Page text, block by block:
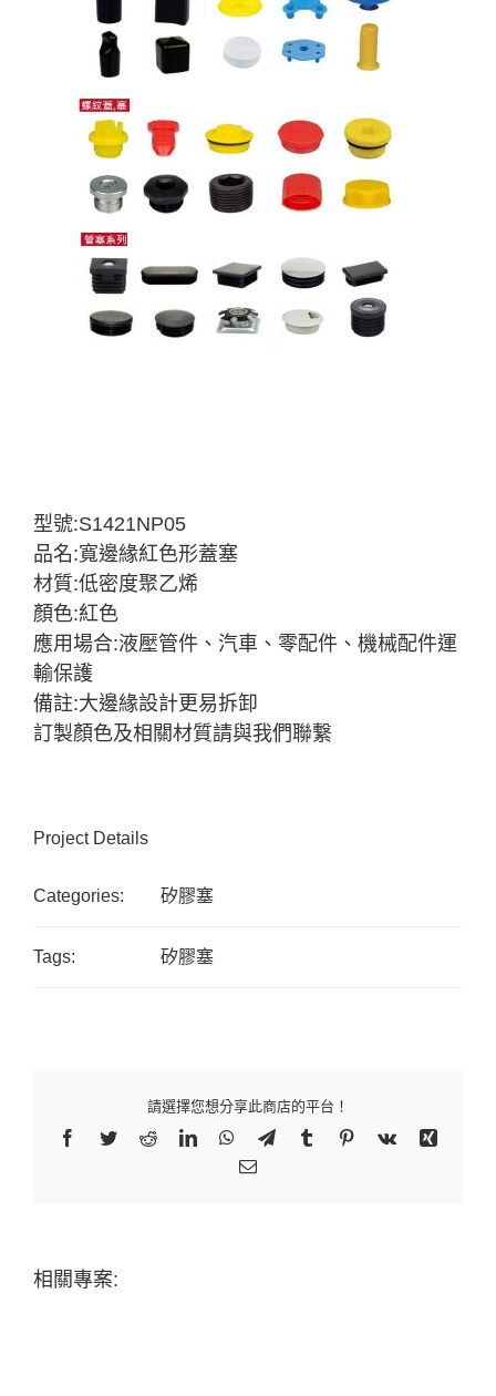
型號:S1421NP05
品名:寬邊緣紅色形蓋塞
材質:低密度聚乙烯
顏色:紅色
應用場合:液壓管件、汽車、零配件、機械配件運
輸保護
備註:大邊緣設計更易拆卸
訂製顏色及相關材質請與我們聯繋
Project Details
Categories: 矽膠塞
Tags: 矽膠塞
請選擇您想分享此商店的平台！
Facebook
TwitterRedditLinkedInWhatsApp
TelegramTumblr Pinterest
Vk
Xing
Email:
相關專案: